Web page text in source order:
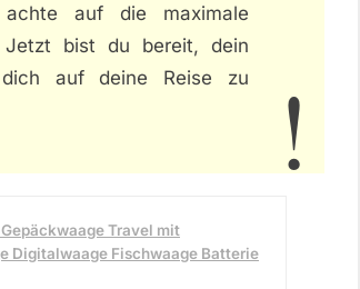
achte auf die maximale
bist du bereit, dein
auf deine Reise zu
Travel mit
Digitalwaage Fischwaage Batterie